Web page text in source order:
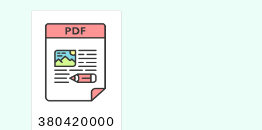
380420000